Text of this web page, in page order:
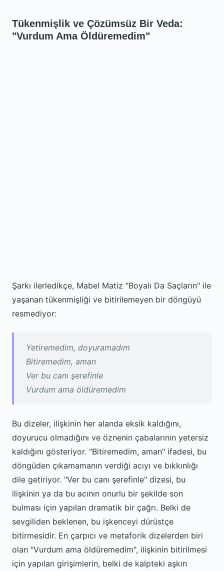
Tükenmişlik ve Çözümsüz Bir Veda:
"Vurdum Ama Öldüremedim"
Şarkı ilerledikçe, Mabel Matiz "Boyalı Da Saçların" ile
yaşanan tükenmişliği ve bitirilemeyen bir döngüyü
resmediyor:
Yetiremedim, doyuramadım
Bitiremedim, aman
Ver bu canı şerefinle
Vurdum ama öldüremedim
Bu dizeler, ilişkinin her alanda eksik kaldığını,
doyurucu olmadığını ve öznenin çabalarının yetersiz
kaldığını gösteriyor. "Bitiremedim, aman" ifadesi, bu
döngüden çıkamamanın verdiği acıyı ve bıkkınlığı
dile getiriyor. "Ver bu canı şerefinle" dizesi, bu
ilişkinin ya da bu acının onurlu bir şekilde son
bulması için yapılan dramatik bir çağrı. Belki de
sevgiliden beklenen, bu işkenceyi dürüstçe
bitirmesidir. En çarpıcı ve metaforik dizelerden biri
olan "Vurdum ama öldüremedim", ilişkinin bitirilmesi
için yapılan girişimlerin, belki de kalpteki aşkın